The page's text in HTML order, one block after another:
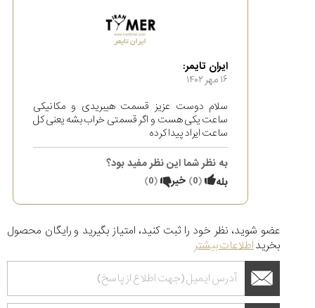
ایران تایمر:
۱۶ مهر ۱۴۰۲
سلام دوست عزیز قسمت هیبریدی و مکانیکی
ساعت یکی هست و اگر قسمتی خراب بشه یعنی کل
ساعت ایراد پیدا کرده
به نظر شما این نظر مفید بود؟
بله
(
0
) خیر (
0
)
عضو شوید، نظر خود را ثبت کنید، امتیاز بگیرید و رایگان محصول
بخریداطلاعات بیشتر